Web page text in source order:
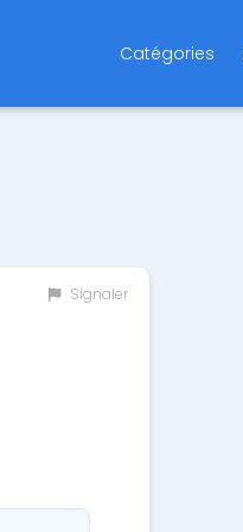
Catégories
Signaler